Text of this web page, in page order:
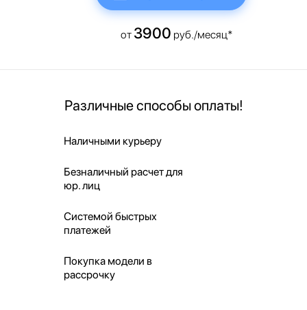
от 3900 руб./месяц*
Различные способы оплаты!
Наличными курьеру
Безналичный расчет для
юр. лиц
Системой быстрых
платежей
Покупка модели в
рассрочку